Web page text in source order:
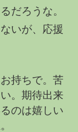
だろうな。
いが、応援
持ちで。苦
。期待出来
のは嬉しい